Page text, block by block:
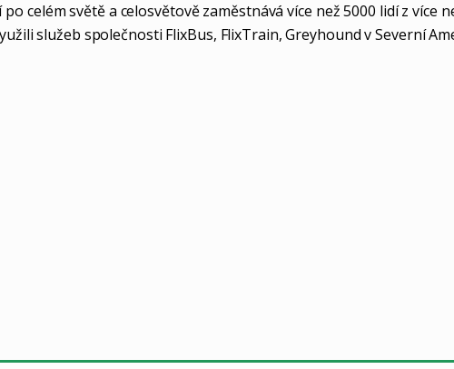
celém světě a celosvětově zaměstnává více než 5000 lidí z
služeb společnosti FlixBus, FlixTrain, Greyhound v Severní